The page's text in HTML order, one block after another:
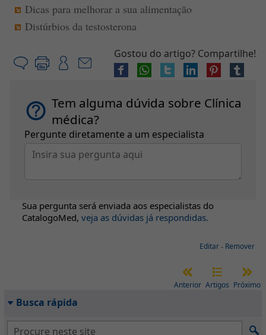
Dicas para melhorar a sua alimentação
Distúrbios da testosterona
Gostou do artigo? Compartilhe!
Tem alguma dúvida sobre Clínica
médica?
Pergunte diretamente a um especialista
Sua pergunta será enviada aos especialistas do
CatalogoMed, veja as dúvidas já respondidas.
Editar- Remover
Anterior Artigos Próximo
Busca rápida